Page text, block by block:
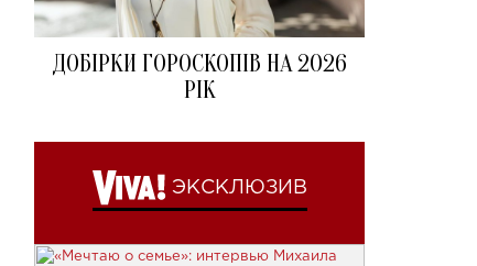
ДОБІРКИ ГОРОСКОПІВ НА 2026
РІК
ЭКСКЛЮЗИВ